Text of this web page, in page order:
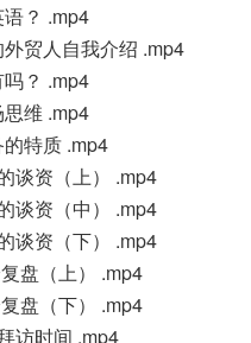
？ .mp4
贸人自我介绍 .mp4
？ .mp4
维 .mp4
特质 .mp4
谈资（上） .mp4
谈资（中） .mp4
谈资（下） .mp4
盘（上） .mp4
盘（下） .mp4
访时间 .mp4